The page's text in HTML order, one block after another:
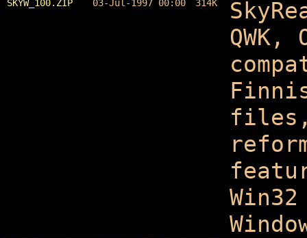
SKYW_100.ZIP 03-Jul-1997 00:00 314K
QWK,
files,